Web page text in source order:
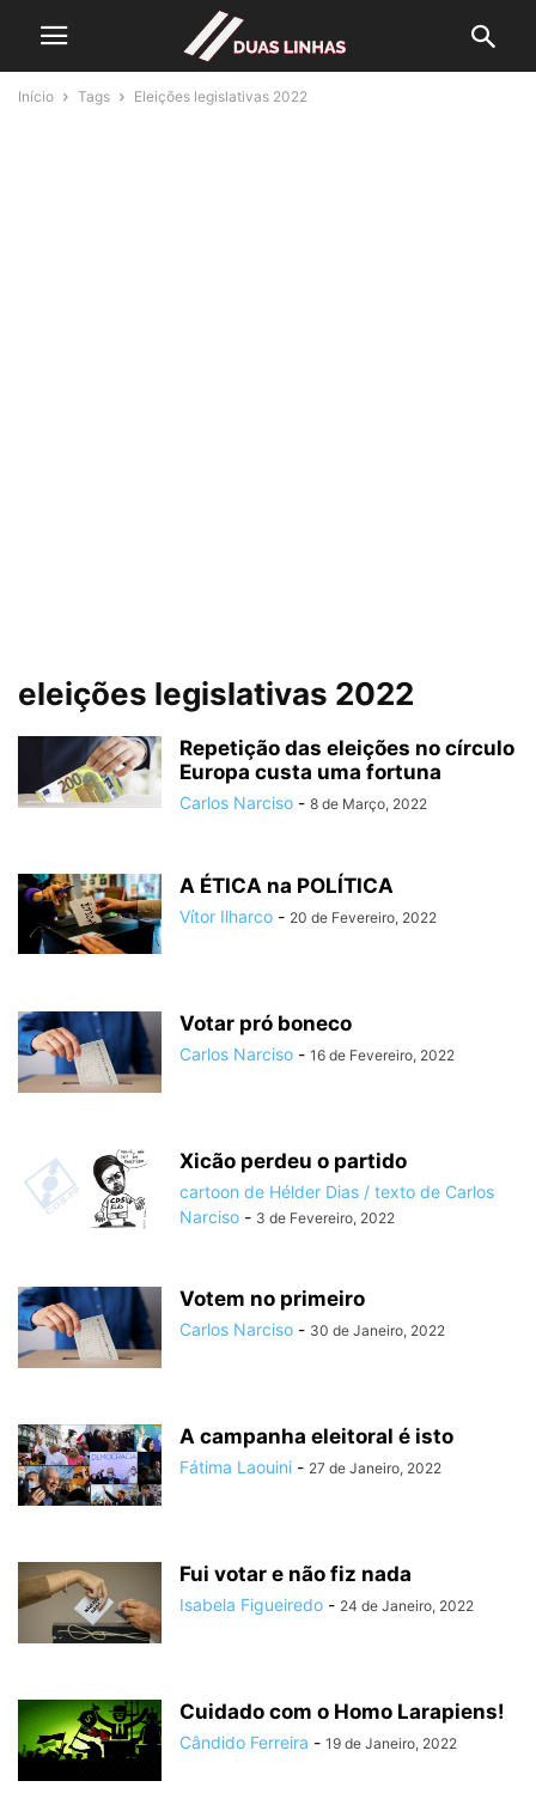
Início Tags Eleições legislativas 2022
eleições legislativas 2022
Repetição das eleições no círculo
Europa custa uma fortuna
Carlos Narciso - 8 de Março, 2022
A ÉTICA na POLÍTICA
Vítor Ilharco - 20 de Fevereiro, 2022
Votar pró boneco
Carlos Narciso - 16 de Fevereiro, 2022
Xicão perdeu o partido
cartoon de Hélder Dias / texto de Carlos
Narciso - 3 de Fevereiro, 2022
Votem no primeiro
Carlos Narciso - 30 de Janeiro, 2022
A campanha eleitoral é isto
Fátima Laouini - 27 de Janeiro, 2022
Fui votar e não fiz nada
Isabela Figueiredo - 24 de Janeiro, 2022
Cuidado com o Homo Larapiens!
Cândido Ferreira - 19 de Janeiro, 2022